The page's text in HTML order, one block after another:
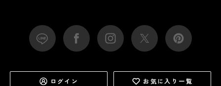
ログイン お気に入り一覧